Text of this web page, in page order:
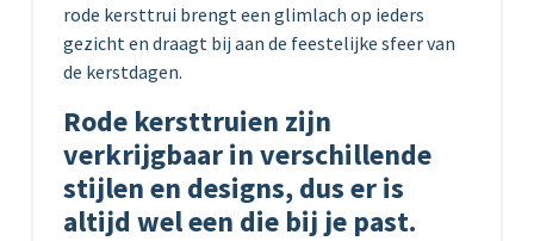
rode kersttrui brengt een glimlach op ieders
gezicht en draagt bij aan de feestelijke sfeer van
de kerstdagen.
Rode kersttruien zijn
verkrijgbaar in verschillende
stijlen en designs, dus er is
altijd wel een die bij je past.